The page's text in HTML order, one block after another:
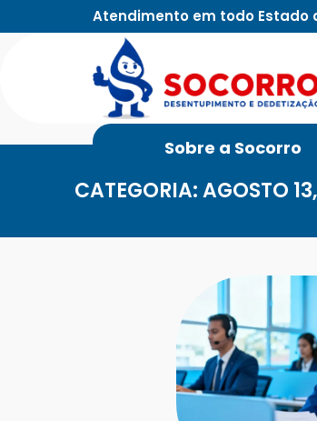
Atendimento em todo Estado
Sobre a Socorro
CATEGORIA: AGOSTO